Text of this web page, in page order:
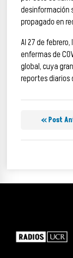
desinformación
propagado en
Al 27 de
enfermas de
global, cuya
reportes diarios
« Post